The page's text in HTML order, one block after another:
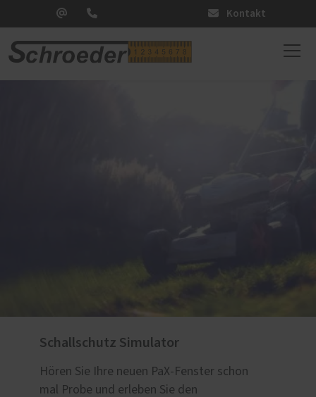
Kontakt
Schallschutz Simulator
Hören Sie Ihre neuen PaX-Fenster schon
mal Probe und erleben Sie den